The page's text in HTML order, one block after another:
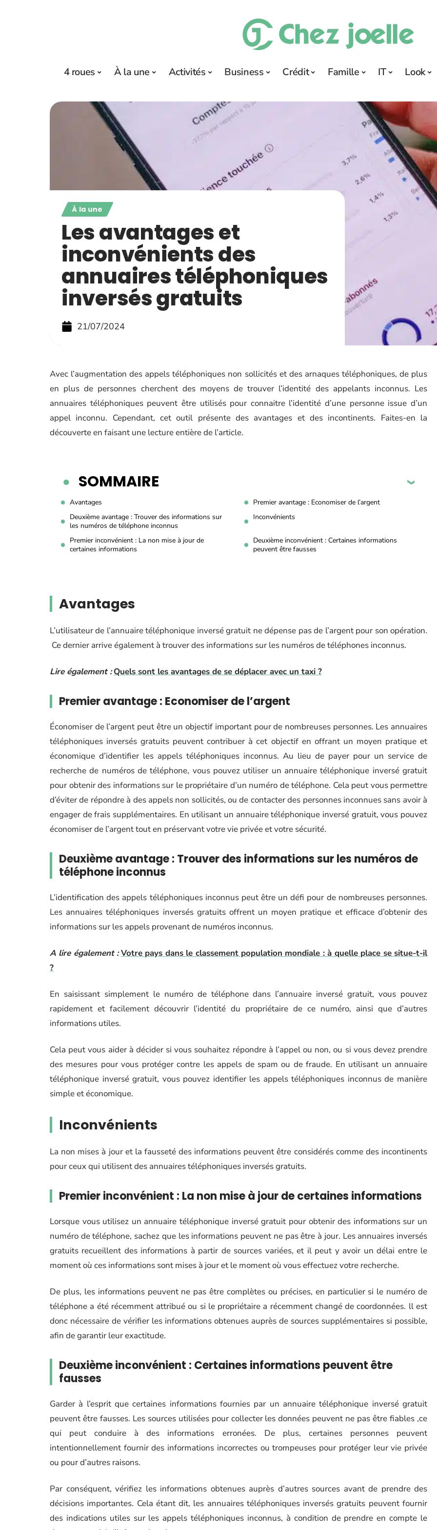
4 roues À la une Activités Business Crédit Famille IT Look
À la une
Les avantages et
inconvénients des
annuaires téléphoniques
inversés gratuits
21/07/2024
Avec l’augmentation des appels téléphoniques non sollicités et des arnaques téléphoniques, de plus
en plus de personnes cherchent des moyens de trouver l’identité des appelants inconnus. Les
annuaires téléphoniques peuvent être utilisés pour connaitre l’identité d’une personne issue d’un
appel inconnu. Cependant, cet outil présente des avantages et des incontinents. Faites-en la
découverte en faisant une lecture entière de l’article.
SOMMAIRE
Avantages
Premier avantage : Economiser de l’argent
Deuxième avantage : Trouver des informations sur
les numéros de téléphone inconnus
Inconvénients
Premier inconvénient : La non mise à jour de
certaines informations
Deuxième inconvénient : Certaines informations
peuvent être fausses
Avantages
L’utilisateur de l’annuaire téléphonique inversé gratuit ne dépense pas de l’argent pour son opération.
Ce dernier arrive également à trouver des informations sur les numéros de téléphones inconnus.
Lire également : Quels sont les avantages de se déplacer avec un taxi ?
Premier avantage : Economiser de l’argent
Économiser de l’argent peut être un objectif important pour de nombreuses personnes. Les annuaires
téléphoniques inversés gratuits peuvent contribuer à cet objectif en offrant un moyen pratique et
économique d’identifier les appels téléphoniques inconnus. Au lieu de payer pour un service de
recherche de numéros de téléphone, vous pouvez utiliser un annuaire téléphonique inversé gratuit
pour obtenir des informations sur le propriétaire d’un numéro de téléphone. Cela peut vous permettre
d’éviter de répondre à des appels non sollicités, ou de contacter des personnes inconnues sans avoir à
engager de frais supplémentaires. En utilisant un annuaire téléphonique inversé gratuit, vous pouvez
économiser de l’argent tout en préservant votre vie privée et votre sécurité.
Deuxième avantage : Trouver des informations sur les numéros de
téléphone inconnus
L’identification des appels téléphoniques inconnus peut être un défi pour de nombreuses personnes.
Les annuaires téléphoniques inversés gratuits offrent un moyen pratique et efficace d’obtenir des
informations sur les appels provenant de numéros inconnus.
A lire également : Votre pays dans le classement population mondiale : à quelle place se situe-t-il
?
En saisissant simplement le numéro de téléphone dans l’annuaire inversé gratuit, vous pouvez
rapidement et facilement découvrir l’identité du propriétaire de ce numéro, ainsi que d’autres
informations utiles.
Cela peut vous aider à décider si vous souhaitez répondre à l’appel ou non, ou si vous devez prendre
des mesures pour vous protéger contre les appels de spam ou de fraude. En utilisant un annuaire
téléphonique inversé gratuit, vous pouvez identifier les appels téléphoniques inconnus de manière
simple et économique.
Inconvénients
La non mises à jour et la fausseté des informations peuvent être considérés comme des incontinents
pour ceux qui utilisent des annuaires téléphoniques inversés gratuits.
Premier inconvénient : La non mise à jour de certaines informations
Lorsque vous utilisez un annuaire téléphonique inversé gratuit pour obtenir des informations sur un
numéro de téléphone, sachez que les informations peuvent ne pas être à jour. Les annuaires inversés
gratuits recueillent des informations à partir de sources variées, et il peut y avoir un délai entre le
moment où ces informations sont mises à jour et le moment où vous effectuez votre recherche.
De plus, les informations peuvent ne pas être complètes ou précises, en particulier si le numéro de
téléphone a été récemment attribué ou si le propriétaire a récemment changé de coordonnées. ll est
donc nécessaire de vérifier les informations obtenues auprès de sources supplémentaires si possible,
afin de garantir leur exactitude.
Deuxième inconvénient : Certaines informations peuvent être
fausses
Garder à l’esprit que certaines informations fournies par un annuaire téléphonique inversé gratuit
peuvent être fausses. Les sources utilisées pour collecter les données peuvent ne pas être fiables ,ce
qui peut conduire à des informations erronées. De plus, certaines personnes peuvent
intentionnellement fournir des informations incorrectes ou trompeuses pour protéger leur vie privée
ou pour d’autres raisons.
Par conséquent, vérifiez les informations obtenues auprès d’autres sources avant de prendre des
décisions importantes. Cela étant dit, les annuaires téléphoniques inversés gratuits peuvent fournir
des indications utiles sur les appels téléphoniques inconnus, à condition de prendre en compte le